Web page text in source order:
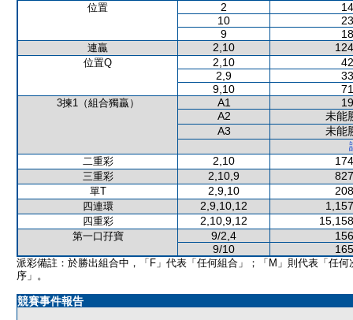
位置 2
10
9
連贏 2,10
位置Q 2,10
2,9
9,10
3揀1（組合獨贏） A1
A2
未能
A3
未能
二重彩
2,10
三重彩 2,10,9
單T 2,9,10
四連環 2,9,10,12
四重彩 2,10,9,12
第一口孖寶 9/2,4
9/10
派彩備註：於勝出組合中，「F」代表「任何組合」；「M」則代表「任何
序」。
競賽事件報告